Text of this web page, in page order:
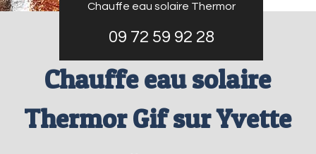
Chauffe eau solaire Thermor
09 72 59 92 28
Chauffe eau solaire
Thermor Gif sur Yvette